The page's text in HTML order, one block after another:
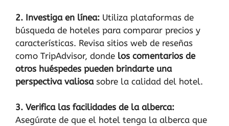
2. Investiga en línea: Utiliza plataformas de
búsqueda de hoteles para comparar precios y
características. Revisa sitios web de reseñas
como TripAdvisor, donde los comentarios de
otros huéspedes pueden brindarte una
perspectiva valiosasobre la calidad del hotel.
3. Verifica las facilidades de la alberca:
Asegúrate de que el hotel tenga la alberca que